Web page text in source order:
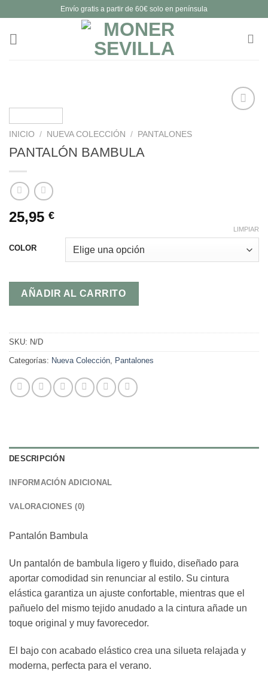
contenido
Envío gratis a partir de 60€ solo en península
INICIO / NUEVA COLECCIÓN / PANTALONES
PANTALÓN BAMBULA
25,95 €
COLOR
LIMPIAR
AÑADIR AL CARRITO
SKU: N/D
Categorías: Nueva Colección, Pantalones
DESCRIPCIÓN
INFORMACIÓN ADICIONAL
VALORACIONES (0)
Pantalón Bambula
Un pantalón de bambula ligero y fluido, diseñado para
aportar comodidad sin renunciar al estilo. Su cintura
elástica garantiza un ajuste confortable, mientras que el
pañuelo del mismo tejido anudado a la cintura añade un
toque original y muy favorecedor.
El bajo con acabado elástico crea una silueta relajada y
moderna, perfecta para el verano.